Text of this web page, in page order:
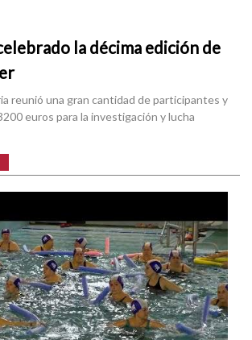
la décima edición de
reunió una gran cantidad de participantes y
euros para la investigación y lucha